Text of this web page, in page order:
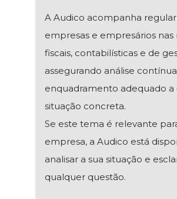
A Audico acompanha
empresas e empresários nas
fiscais, contabilísticas e de
assegurando análise
enquadramento adequado a
situação concreta.
Se este tema é relevante
empresa, a Audico está
analisar a sua situação e
qualquer questão.